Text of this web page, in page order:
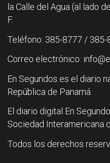
la Calle del Agua (al lado
F.
Teléfono: 385-8777 / 385-
Correo electrónico:
En Segundos es el diario
República de Panamá.
El diario digital En
Sociedad Interamericana
Todos los derechos